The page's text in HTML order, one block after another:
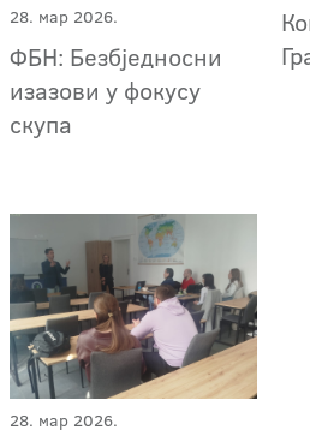
28. мар 2026.
ФБН: Безбједносни
изазови у фокусу
скупа
28. мар 2026.